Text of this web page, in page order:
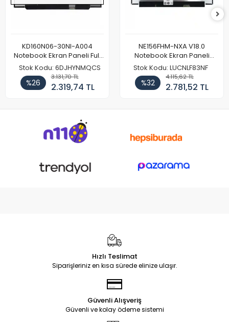
KD160N06-30NI-A004
Notebook Ekran Paneli Full
HD
Stok Kodu: 6DJHYNMQCS
%26
3.131,70 TL
2.319,74 TL
NE156FHM-NXA V18.0
Notebook Ekran Paneli
144Hz
Stok Kodu: LUCNLF83NF
%32
4.115,62 TL
2.781,52 TL
Hızlı Teslimat
Siparişleriniz en kısa sürede elinize ulaşır.
Güvenli Alışveriş
Güvenli ve kolay ödeme sistemi